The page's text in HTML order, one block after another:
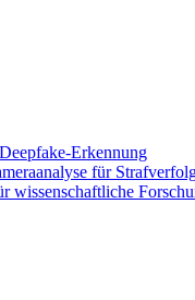
Erkennung
für
wissenschaftliche